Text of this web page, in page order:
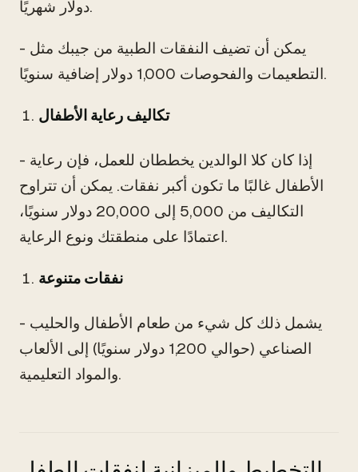
دولار شهريًا.
- يمكن أن تضيف النفقات الطبية من جيبك مثل
التطعيمات والفحوصات 1,000 دولار إضافية سنويًا.
تكاليف رعاية الأطفال
- إذا كان كلا الوالدين يخططان للعمل، فإن رعاية
الأطفال غالبًا ما تكون أكبر نفقات. يمكن أن تتراوح
التكاليف من 5,000 إلى 20,000 دولار سنويًا،
اعتمادًا على منطقتك ونوع الرعاية.
نفقات متنوعة
- يشمل ذلك كل شيء من طعام الأطفال والحليب
الصناعي (حوالي 1,200 دولار سنويًا) إلى الألعاب
والمواد التعليمية.